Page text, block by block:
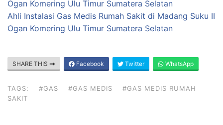
Ogan Komering Ulu Timur Sumatera Selatan
Ahli Instalasi Gas Medis Rumah Sakit di Madang Suku II
Ogan Komering Ulu Timur Sumatera Selatan
SHARE THIS Facebook Twitter WhatsApp
TAGS: #GAS #GAS MEDIS
#GAS MEDIS RUMAH
SAKIT